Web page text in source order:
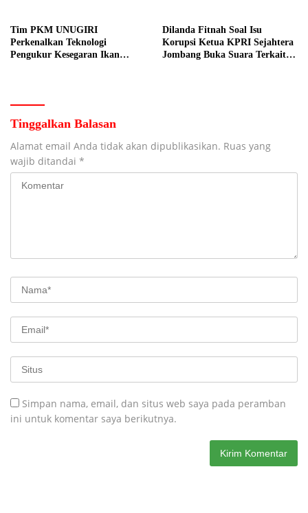
Tim PKM UNUGIRI
Perkenalkan Teknologi
Pengukur Kesegaran Ikan
Dilanda Fitnah Soal Isu
Korupsi Ketua KPRI Sejahtera
Jombang Buka Suara Terkait
Tinggalkan Balasan
Alamat email Anda tidak akan dipublikasikan. Ruas yang
wajib ditandai *
Simpan nama, email, dan situs web saya pada peramban
ini untuk komentar saya berikutnya.